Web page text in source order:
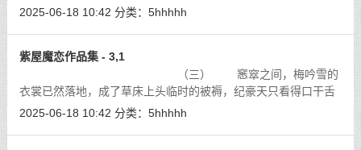
2025-06-18 10:42 分类： 5hhhhh
紫屋魔恋作品集 - 3,1
（三） 窸窣之间，梅吟雪的
衣裳已然落地，成了草床上头临时的被褥，纪豪天只看得口干舌
躁。[详细]
2025-06-18 10:42 分类： 5hhhhh